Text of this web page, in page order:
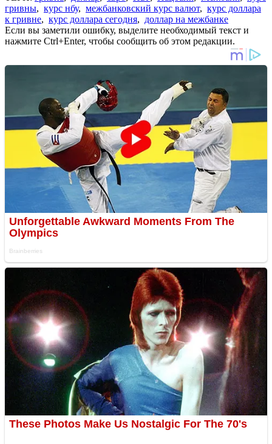
гривны, курс нбу, межбанковский курс валют, курс доллара
к гривне, курс доллара сегодня, доллар на межбанке
Если вы заметили ошибку, выделите необходимый текст и
нажмите Ctrl+Enter, чтобы сообщить об этом редакции.